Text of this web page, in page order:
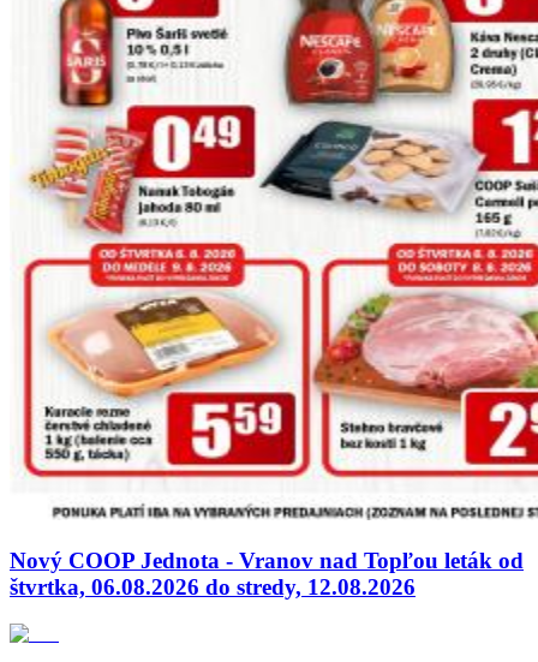
Nový COOP Jednota - Vranov nad Topľou leták od
štvrtka, 06.08.2026 do stredy, 12.08.2026